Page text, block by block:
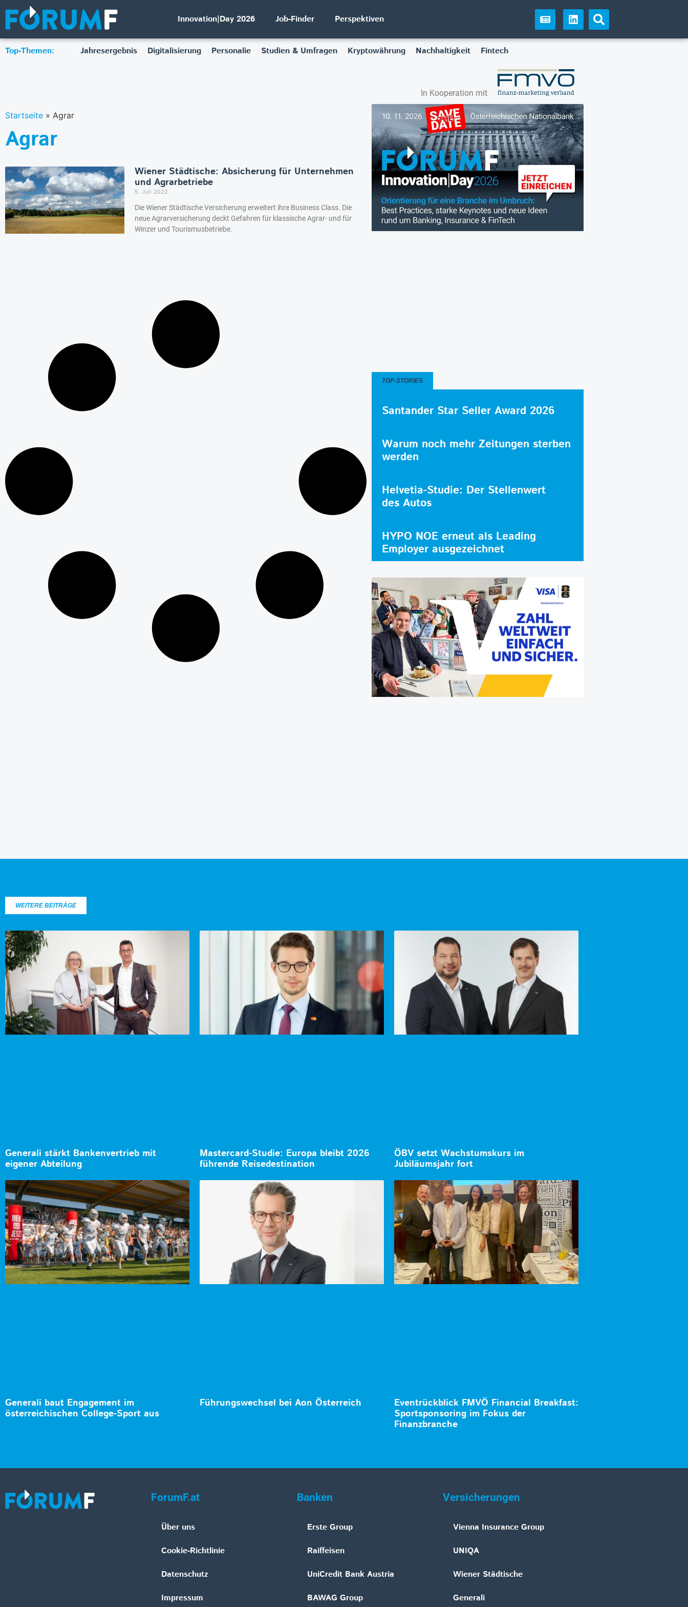
Innovation|Day 2026 Job-Finder Perspektiven
Top-Themen: Jahresergebnis Digitalisierung Personalie Studien & Umfragen Kryptowährung Nachhaltigkeit Fintech
In Kooperation mit
Startseite » Agrar
Agrar
Wiener Städtische: Absicherung für Unternehmen
und Agrarbetriebe
5. Juli 2022
Die Wiener Städtische Versicherung erweitert ihre Business Class. Die
neue Agrarversicherung deckt Gefahren für klassische Agrar- und für
Winzer und Tourismusbetriebe.
TOP-STORIES
Santander Star Seller Award 2026
Warum noch mehr Zeitungen sterben
werden
Helvetia-Studie: Der Stellenwert
des Autos
HYPO NOE erneut als Leading
Employer ausgezeichnet
WEITERE BEITRÄGE
Generali stärkt Bankenvertrieb mit
eigener Abteilung
Mastercard-Studie: Europa bleibt 2026
führende Reisedestination
ÖBV setzt Wachstumskurs im
Jubiläumsjahr fort
Generali baut Engagement im
österreichischen College-Sport aus
Führungswechsel bei Aon Österreich
Eventrückblick FMVÖ Financial Breakfast:
Sportsponsoring im Fokus der
Finanzbranche
ForumF.at
Über uns
Cookie-Richtlinie
Datenschutz
Impressum
Banken
Erste Group
Raiffeisen
UniCredit Bank Austria
BAWAG Group
Versicherungen
Vienna Insurance Group
UNIQA
Wiener Städtische
Generali